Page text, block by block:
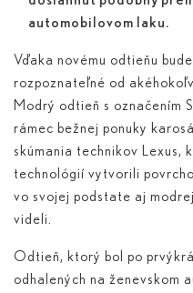
automobilovom laku.
Vďaka novému odtieňu
rozpoznateľné od
Modrý odtieň s označením
rámec bežnej ponuky
skúmania technikov Lexus,
technológií vytvorili
vo svojej podstate aj
videli.
Odtieň, ktorý bol po
odhalených na ženevskom